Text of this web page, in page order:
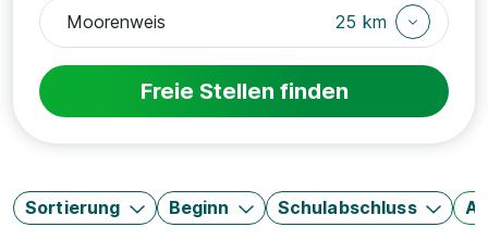
25 km
Freie Stellen finden
Sortierung Beginn Schulabschluss